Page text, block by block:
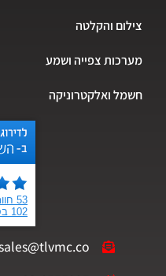
והקלטה
צפייה ושמע
ואלקטרוניקה
sales@tlvmc.co